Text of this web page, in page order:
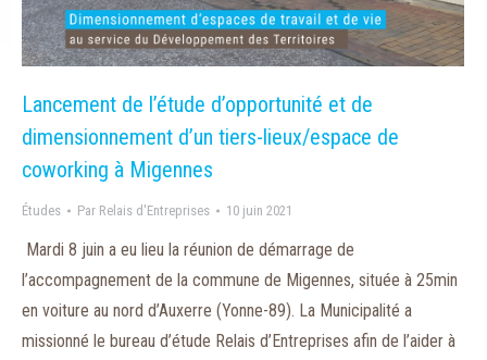
Lancement de l’étude d’opportunité et de
dimensionnement d’un tiers-lieux/espace de
coworking à Migennes
Études Par Relais d'Entreprises 10 juin 2021
Mardi 8 juin a eu lieu la réunion de démarrage de
l’accompagnement de la commune de Migennes, située à 25min
en voiture au nord d’Auxerre (Yonne-89). La Municipalité a
missionné le bureau d’étude Relais d’Entreprises afin de l’aider à